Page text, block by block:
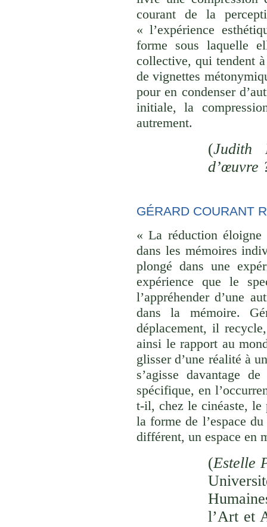
courant de la
« l’expérience
forme sous laquelle
collective, qui tendent
de vignettes
pour en condenser
initiale, la
autrement.
(Judith
d’œuvre
GÉRARD COURANT
« La réduction
dans les mémoires
plongé dans une
expérience que le
l’appréhender d’une
dans la mémoire.
déplacement, il
ainsi le rapport au
glisser d’une réalité à
s’agisse davantage
spécifique, en
t-il, chez le cinéaste, le
la forme de l’espace
différent, un espace en
(Estelle
l’Art et